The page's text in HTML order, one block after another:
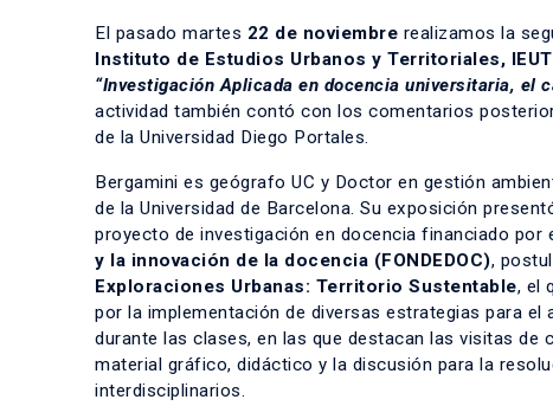
El pasado martes 22 de noviembre realizamos la
Instituto de Estudios Urbanos y Territoriales, IEUT
“Investigación Aplicada en docencia universitaria, el
actividad también contó con los comentarios
de la Universidad Diego Portales.
Bergamini es geógrafo UC y Doctor en gestión
de la Universidad de Barcelona. Su exposición
proyecto de investigación en docencia financiado por
y la innovación de la docencia (FONDEDOC),
Exploraciones Urbanas: Territorio Sustentable, el
por la implementación de diversas estrategias para el
durante las clases, en las que destacan las visitas de
material gráfico, didáctico y la discusión para la
interdisciplinarios.